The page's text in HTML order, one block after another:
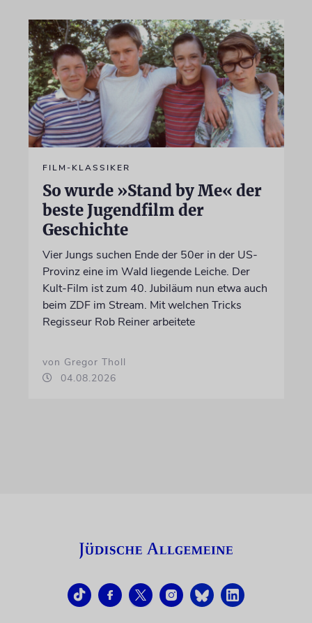
FILM-KLASSIKER
So wurde »Stand by Me« der
beste Jugendfilm der
Geschichte
Vier Jungs suchen Ende der 50er in der US-
Provinz eine im Wald liegende Leiche. Der
Kult-Film ist zum 40. Jubiläum nun etwa auch
beim ZDF im Stream. Mit welchen Tricks
Regisseur Rob Reiner arbeitete
von Gregor Tholl
04.08.2026